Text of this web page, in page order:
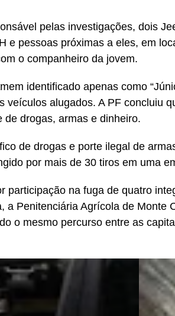
pelas investigações, dois
e pessoas próximas a eles, em
o companheiro da jovem.
identificado apenas como
veículos alugados. A PF concluiu
drogas, armas e dinheiro.
de drogas e porte ilegal de
por mais de 30 tiros em uma
participação na fuga de quatro
a Penitenciária Agrícola de Monte
o mesmo percurso entre as